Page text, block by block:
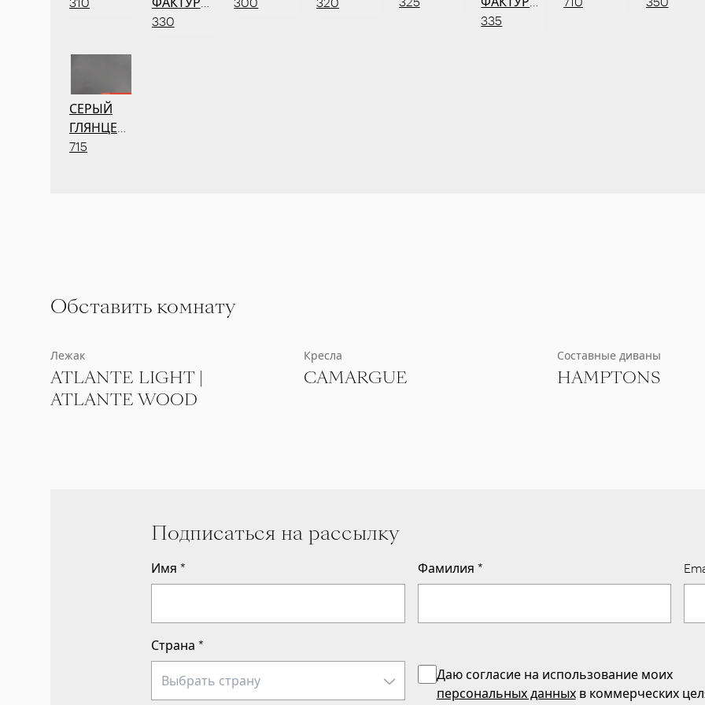
330
335
СЕРЫЙ
ГЛЯНЦЕВЫЙ
715
Обставить комнату
Лежак
ATLANTE LIGHT |
ATLANTE WOOD
Кресла
CAMARGUE
Составные диваны
HAMPTONS
Подписаться на рассылку
Имя * Фамилия *
Страна *
Даю согласие на использование моих
персональных данныхв коммерческих